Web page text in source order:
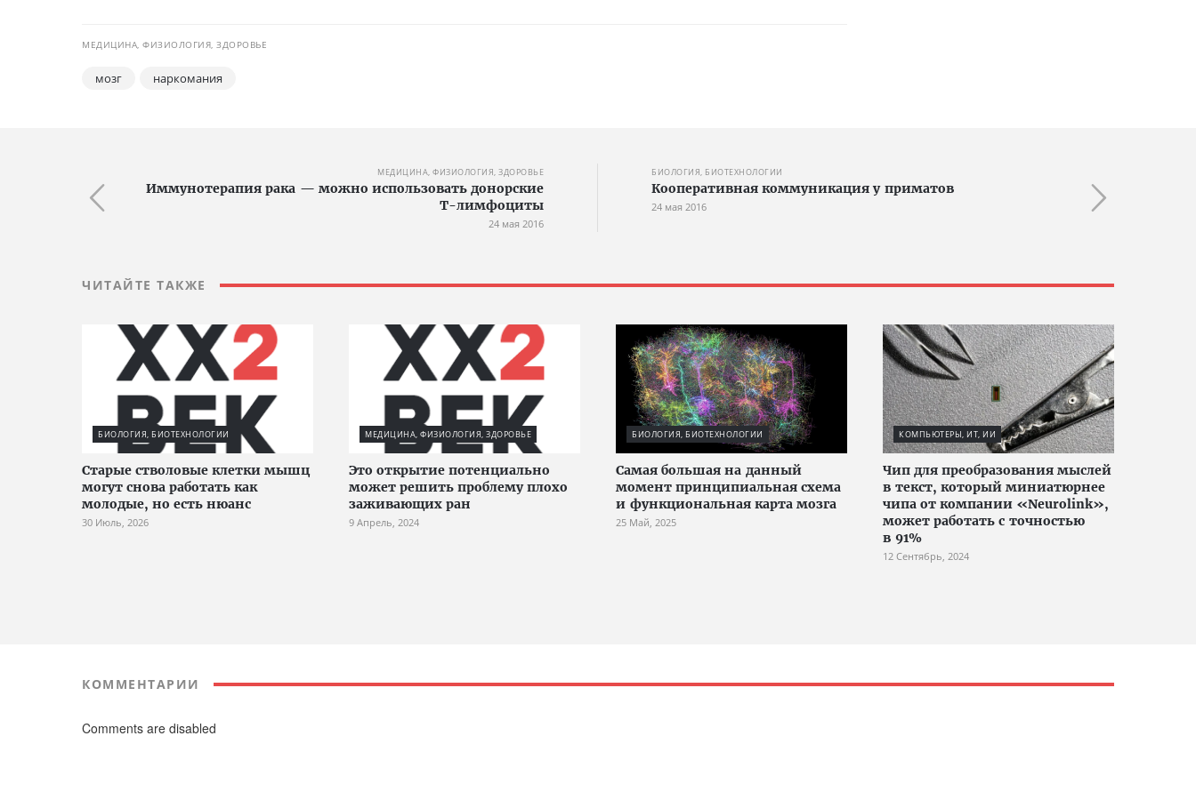
МЕДИЦИНА, ФИЗИОЛОГИЯ, ЗДОРОВЬЕ
мозг наркомания
МЕДИЦИНА, ФИЗИОЛОГИЯ, ЗДОРОВЬЕ
Иммунотерапия рака — можно использовать донорские
Т-лимфоциты
24 мая 2016
БИОЛОГИЯ, БИОТЕХНОЛОГИИ
Кооперативная коммуникация у приматов
24 мая 2016
ЧИТАЙТЕ ТАКЖЕ
БИОЛОГИЯ, БИОТЕХНОЛОГИИ
Старые стволовые клетки мышц
могут снова работать как
молодые, но есть нюанс
30 Июль, 2026
МЕДИЦИНА, ФИЗИОЛОГИЯ, ЗДОРОВЬЕ
Это открытие потенциально
может решить проблему плохо
заживающих ран
9 Апрель, 2024
БИОЛОГИЯ, БИОТЕХНОЛОГИИ
Cамая большая на данный
момент принципиальная схема
и функциональная карта мозга
25 Май, 2025
КОМПЬЮТЕРЫ, ИТ, ИИ
Чип для преобразования мыслей
в текст, который миниатюрнее
чипа от компании «Neurolink»,
может работать с точностью
в 91%
12 Сентябрь, 2024
КОММЕНТАРИИ
Comments are disabled